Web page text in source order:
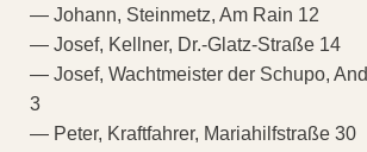
— Johann, Steinmetz, Am Rain 12
— Josef, Kellner, Dr.-Glatz-Straße 14
— Josef, Wachtmeister der Schupo,
3
— Peter, Kraftfahrer, Mariahilfstraße 30